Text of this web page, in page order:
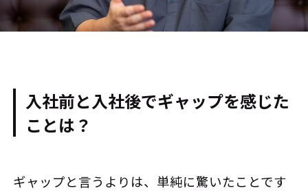
入社前と入社後でギャップを感じた
ことは？
ギャップと言うよりは、単純に驚いたことです